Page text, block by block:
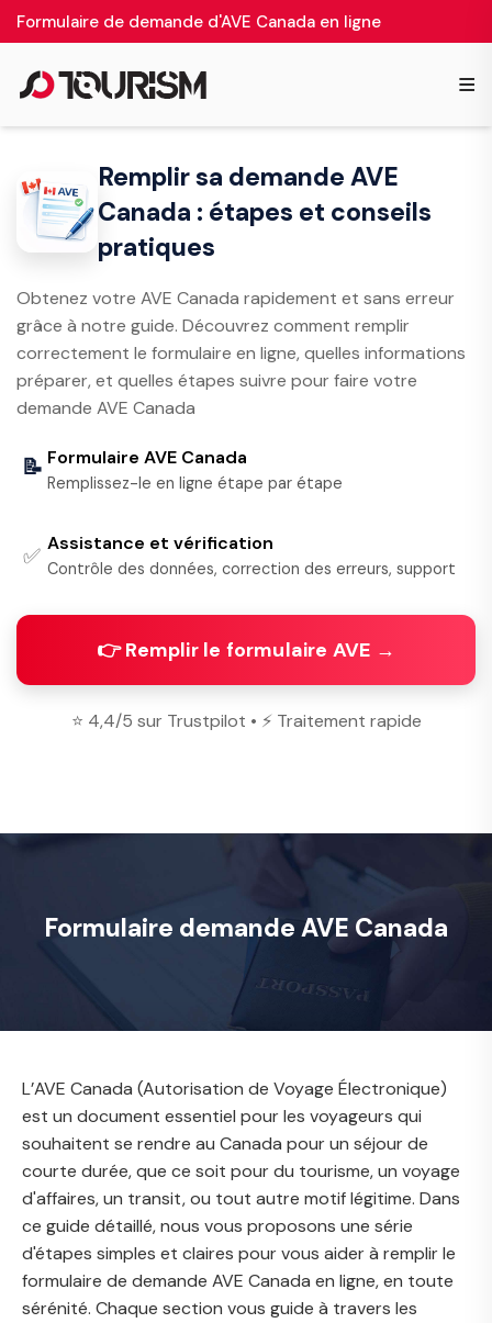
Formulaire de demande d'AVE Canada en ligne
≡
Remplir sa demande AVE
Canada : étapes et conseils
pratiques
Obtenez votre AVE Canada rapidement et sans erreur
grâce à notre guide. Découvrez comment remplir
correctement le formulaire en ligne, quelles informations
préparer, et quelles étapes suivre pour faire votre
demande AVE Canada
📝 Formulaire AVE Canada
Remplissez-le en ligne étape par étape
✅ Assistance et vérification
Contrôle des données, correction des erreurs, support
👉 Remplir le formulaire AVE →
⭐ 4,4/5 sur Trustpilot • ⚡ Traitement rapide
Formulaire demande AVE Canada
L’AVE Canada (Autorisation de Voyage Électronique)
est un document essentiel pour les voyageurs qui
souhaitent se rendre au Canada pour un séjour de
courte durée, que ce soit pour du tourisme, un voyage
d'affaires, un transit, ou tout autre motif légitime. Dans
ce guide détaillé, nous vous proposons une série
d'étapes simples et claires pour vous aider à remplir le
formulaire de demande AVE Canada en ligne, en toute
sérénité. Chaque section vous guide à travers les